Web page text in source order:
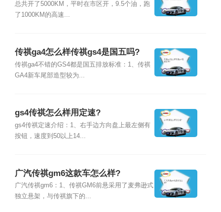
总共开了5000KM，平时在市区开，9.5个油，跑
了1000KM的高速...
传祺ga4怎么样传祺gs4是国五吗?
传祺ga4不错的GS4都是国五排放标准：1、传祺
GA4新车尾部造型较为...
gs4传祺怎么样用定速?
gs4传祺定速介绍：1、右手边方向盘上最左侧有
按钮，速度到50以上14...
广汽传祺gm6这款车怎么样?
广汽传祺gm6：1、传祺GM6前悬采用了麦弗逊式
独立悬架，与传祺旗下的...